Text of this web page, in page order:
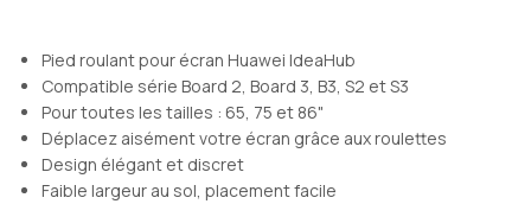
Pied roulant pour écran Huawei IdeaHub
Compatible série Board 2, Board 3, B3, S2 et S3
Pour toutes les tailles : 65, 75 et 86"
Déplacez aisément votre écran grâce aux roulettes
Design élégant et discret
Faible largeur au sol, placement facile